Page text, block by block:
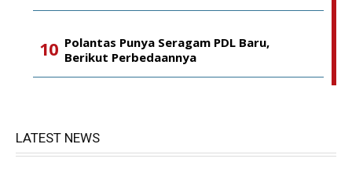
Polantas Punya Seragam PDL Baru,
Berikut Perbedaannya
LATEST NEWS